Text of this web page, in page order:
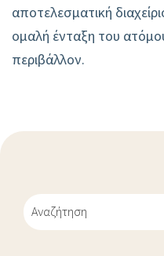
αποτελεσματική
ομαλή ένταξη του
περιβάλλον.